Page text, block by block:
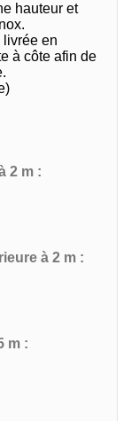
hauteur et
livrée en
à côte afin de
2 m :
à 2 m :
m :